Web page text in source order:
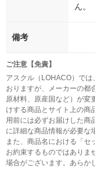
ん。
備考
ご注意【免責】
アスクル（LOHACO）で
おりますが、メーカーの都
原材料、原産国など）が変
けする商品とサイト上の商
用前には必ずお届けした商
に詳細な商品情報が必要な
また、商品名における「セ
お約束するものではありま
場合がございます。あらか